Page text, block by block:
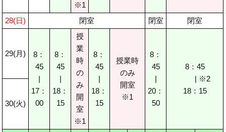
※1
28(日) 閉室 閉室 閉室
29(月)
8：
45
|
17：
00
8：
45
|
18：
15
授
業
時
の
み
開
室
※1
8：
45
|
18：
15
授業時
のみ
開室
※1
8：
45
|
20：
50
8：45
| ※2
18：15
30(火)